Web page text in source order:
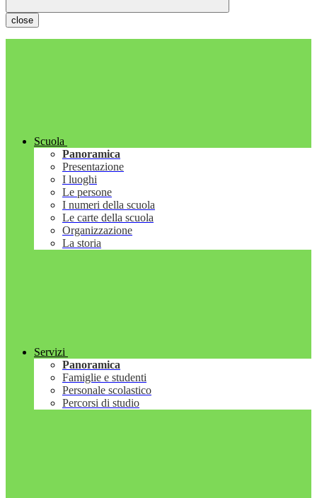
close
Scuola
Panoramica
Presentazione
I luoghi
Le persone
I numeri della scuola
Le carte della scuola
Organizzazione
La storia
Servizi
Panoramica
Famiglie e studenti
Personale scolastico
Percorsi di studio